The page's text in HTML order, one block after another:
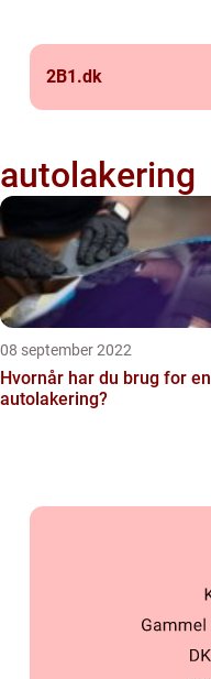
2B1.dk
autolakering
08 september 2022
Hvornår har du brug for en
autolakering?